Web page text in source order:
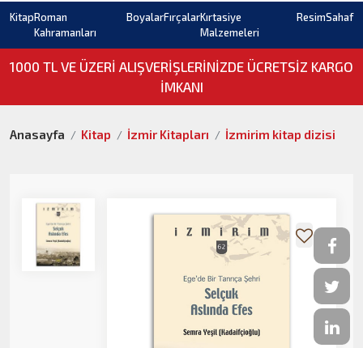
KitapRoman
Kahramanları
BoyalarFırçalarKırtasiye
Malzemeleri
ResimSahaf
1000 TL VE ÜZERI ALIŞVERIŞLERINIZDE ÜCRETSİZ KARGO
İMKANI
Anasayfa Kitap İzmir Kitapları İzmirim kitap dizisi